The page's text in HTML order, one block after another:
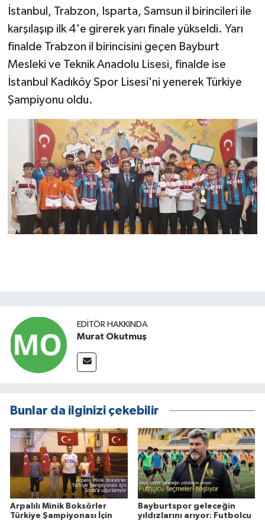
İstanbul, Trabzon, Isparta, Samsun il birincileri ile
karşılaşıp ilk 4'e girerek yarı finale yükseldi. Yarı
finalde Trabzon il birincisini geçen Bayburt
Mesleki ve Teknik Anadolu Lisesi, finalde ise
İstanbul Kadıköy Spor Lisesi'ni yenerek Türkiye
Şampiyonu oldu.
EDITÖR HAKKINDA
Murat Okutmuş
Bunlar da ilginizi çekebilir
Arpalılı Minik Boksörler
Türkiye Şampiyonası İçin
Bayburtspor geleceğin
yıldızlarını arıyor: Futbolcu